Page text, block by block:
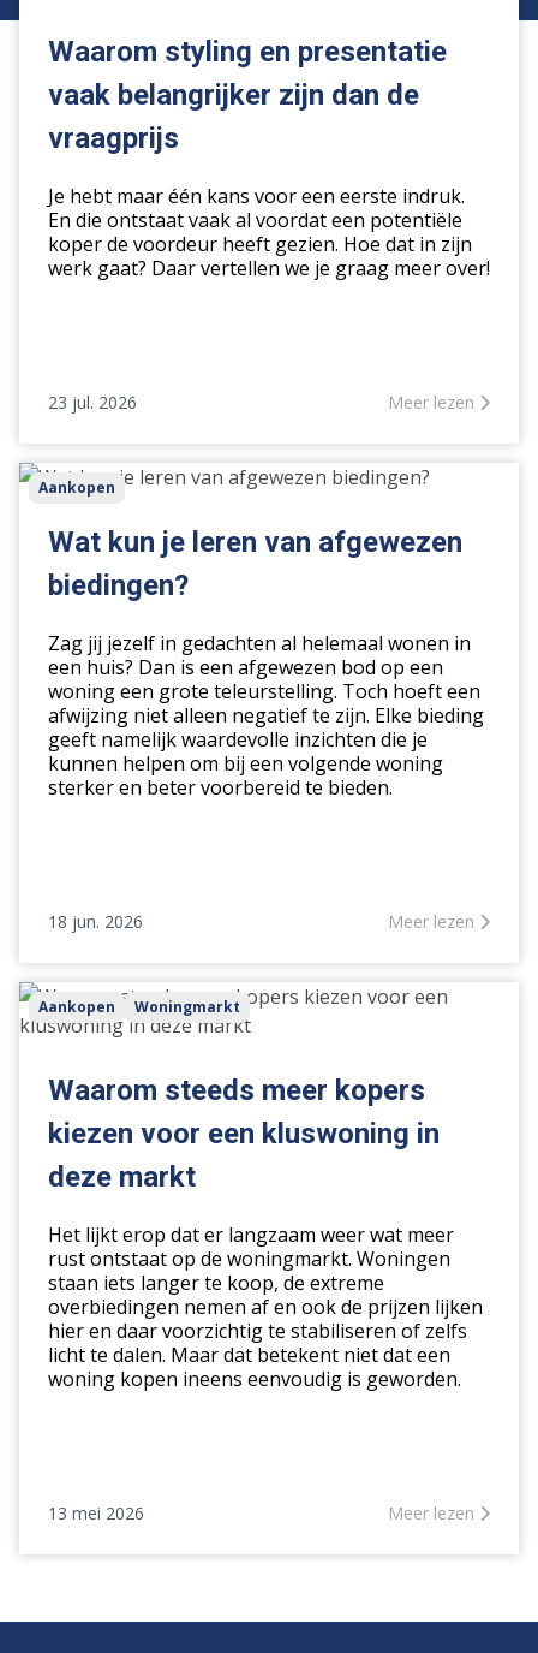
en
presentatie
belangrijker
zijn
vraagprijs
Waarom styling en presentatie
vaak belangrijker zijn dan de
vraagprijs
Je hebt maar één kans voor een eerste indruk.
En die ontstaat vaak al voordat een potentiële
koper de voordeur heeft gezien. Hoe dat in zijn
werk gaat? Daar vertellen we je graag meer over!
23 jul. 2026 Meer lezen
Wat
van
biedingen?
Aankopen
Wat kun je leren van afgewezen
biedingen?
Zag jij jezelf in gedachten al helemaal wonen in
een huis? Dan is een afgewezen bod op een
woning een grote teleurstelling. Toch hoeft een
afwijzing niet alleen negatief te zijn. Elke bieding
geeft namelijk waardevolle inzichten die je
kunnen helpen om bij een volgende woning
sterker en beter voorbereid te bieden.
18 jun. 2026 Meer lezen
Waarom
steeds
kopers
voor
een
deze
markt
Aankopen Woningmarkt
Waarom steeds meer kopers
kiezen voor een kluswoning in
deze markt
Het lijkt erop dat er langzaam weer wat meer
rust ontstaat op de woningmarkt. Woningen
staan iets langer te koop, de extreme
overbiedingen nemen af en ook de prijzen lijken
hier en daar voorzichtig te stabiliseren of zelfs
licht te dalen. Maar dat betekent niet dat een
woning kopen ineens eenvoudig is geworden.
13 mei 2026 Meer lezen